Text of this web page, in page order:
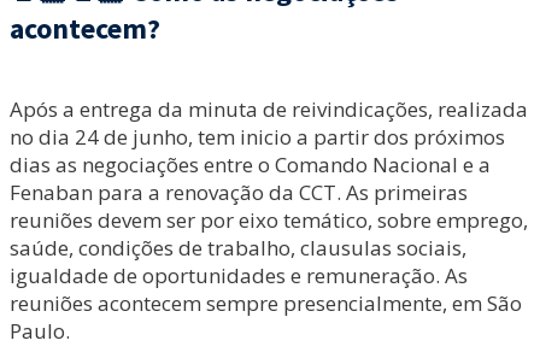
acontecem?
Após a entrega da minuta de reivindicações, realizada
no dia 24 de junho, tem inicio a partir dos próximos
dias as negociações entre o Comando Nacional e a
Fenaban para a renovação da CCT. As primeiras
reuniões devem ser por eixo temático, sobre emprego,
saúde, condições de trabalho, clausulas sociais,
igualdade de oportunidades e remuneração. As
reuniões acontecem sempre presencialmente, em São
Paulo.